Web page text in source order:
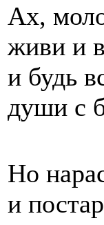
Ах,
живи и
и будь
души с
Но
и